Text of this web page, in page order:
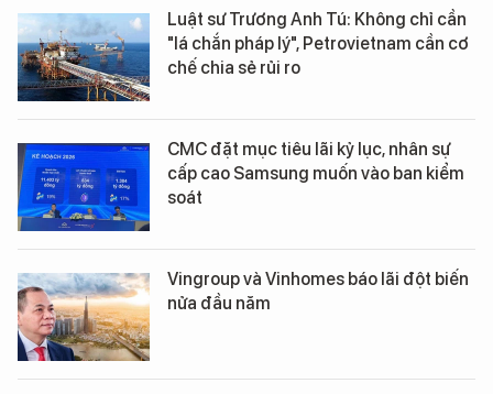
Luật sư Trương Anh Tú: Không chỉ cần
"lá chắn pháp lý", Petrovietnam cần cơ
chế chia sẻ rủi ro
CMC đặt mục tiêu lãi kỷ lục, nhân sự
cấp cao Samsung muốn vào ban kiểm
soát
Vingroup và Vinhomes báo lãi đột biến
nửa đầu năm